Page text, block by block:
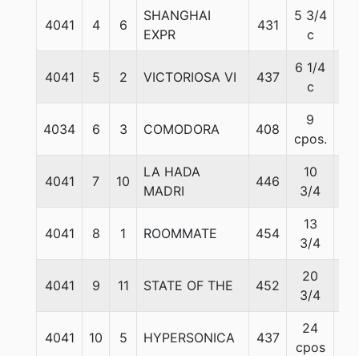
4041 4 6
SHANGHAI
EXPR
431
5 3/4
c
4041 5 2 VICTORIOSA VI 437
6 1/4
c
4034 6 3 COMODORA 408
9
cpos.
4041 7 10
LA HADA
MADRI
446
10
3/4
4041 8 1 ROOMMATE 454
13
3/4
4041 9 11 STATE OF THE 452
20
3/4
4041 10 5 HYPERSONICA 437
24
cpos